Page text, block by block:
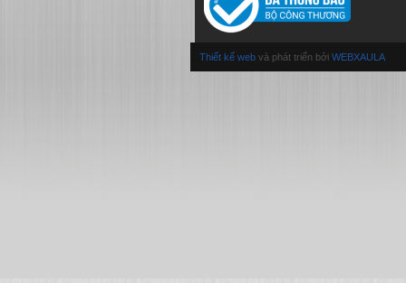
Thiết kế web và phát triển bởi WEBXAULA